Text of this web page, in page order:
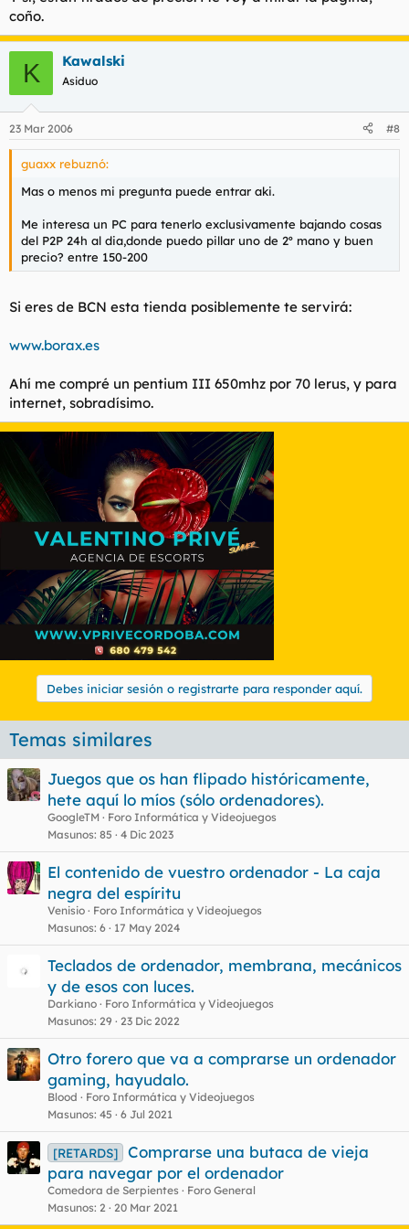
coño.
K Kawalski
Asiduo
23 Mar 2006 #8
guaxx rebuznó:
Mas o menos mi pregunta puede entrar aki.
Me interesa un PC para tenerlo exclusivamente bajando cosas
del P2P 24h al dia,donde puedo pillar uno de 2º mano y buen
precio? entre 150-200
Si eres de BCN esta tienda posiblemente te servirá:
www.borax.es
Ahí me compré un pentium III 650mhz por 70 lerus, y para
internet, sobradísimo.
Debes iniciar sesión o registrarte para responder aquí.
Temas similares
Juegos que os han flipado históricamente,
hete aquí lo míos (sólo ordenadores).
GoogleTM
Foro Informática y Videojuegos
Masunos 85 4 Dic 2023
El contenido de vuestro ordenador - La caja
negra del espíritu
Venisio
Foro Informática y Videojuegos
Masunos 6 17 May 2024
Teclados de ordenador, membrana, mecánicos
y de esos con luces.
Darkiano
Foro Informática y Videojuegos
Masunos 29 23 Dic 2022
Otro forero que va a comprarse un ordenador
gaming, hayudalo.
Blood
Foro Informática y Videojuegos
Masunos 45 6 Jul 2021
[RETARDS]
Comprarse una butaca de vieja
para navegar por el ordenador
Comedora de Serpientes
Foro General
Masunos 2 20 Mar 2021